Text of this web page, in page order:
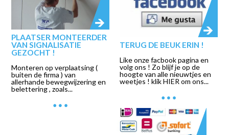
PLAATSER MONTEERDER
VAN SIGNALISATIE
GEZOCHT !
Monteren op verplaatsing (
buiten de firma ) van
allerhande bewegwijzering en
belettering , zoals...
TERUG DE BEUK ERIN !
Like onze facbook pagina en
volg ons ! Zo blijf je op de
hoogte van alle nieuwtjes en
weetjes ! klik HIER om ons...